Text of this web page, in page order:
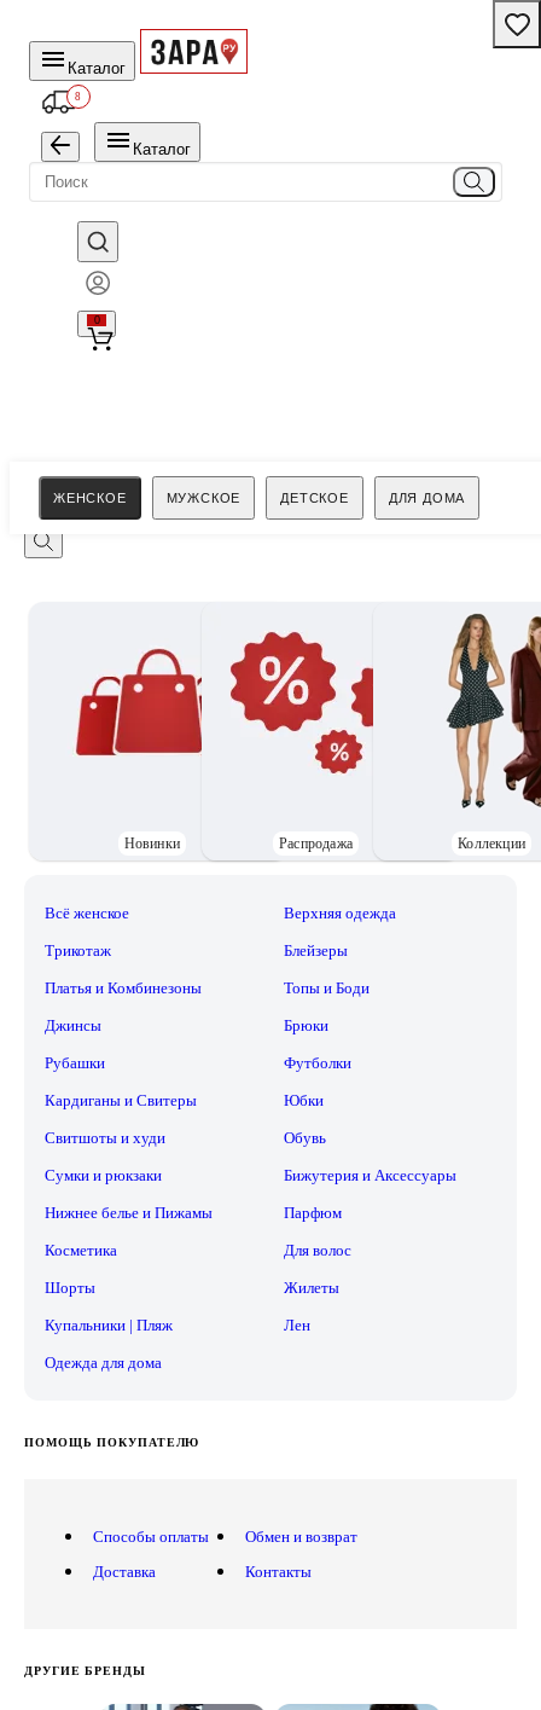
Каталог
8
Каталог
0
ЖЕНСКОЕ МУЖСКОЕ ДЕТСКОЕ ДЛЯ ДОМА
Поиск
Новинки Распродажа Коллекции
Всё женское Верхняя одежда
Трикотаж Блейзеры
Платья и Комбинезоны Топы и Боди
Джинсы Брюки
Рубашки Футболки
Кардиганы и Свитеры Юбки
Свитшоты и худи Обувь
Сумки и рюкзаки Бижутерия и Аксессуары
Нижнее белье и Пижамы Парфюм
Косметика Для волос
Шорты Жилеты
Купальники | Пляж Лен
Одежда для дома
ПОМОЩЬ ПОКУПАТЕЛЮ
Способы оплаты
Доставка
Обмен и возврат
Контакты
ДРУГИЕ БРЕНДЫ